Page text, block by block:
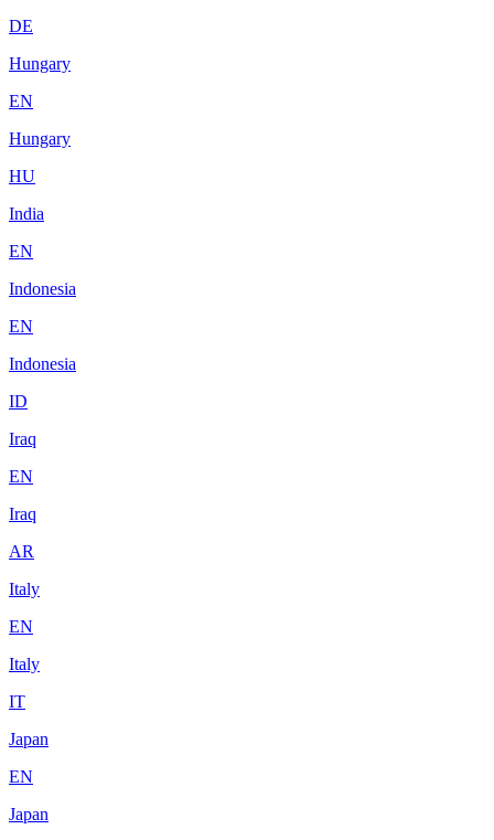
DE
Hungary
EN
Hungary
HU
India
EN
Indonesia
EN
Indonesia
ID
Iraq
EN
Iraq
AR
Italy
EN
Italy
IT
Japan
EN
Japan